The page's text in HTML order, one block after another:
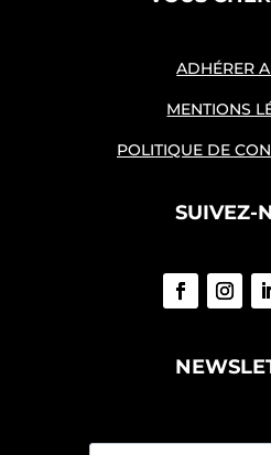
ADHÉRER
MENTIONS
POLITIQUE DE
SUIVEZ-